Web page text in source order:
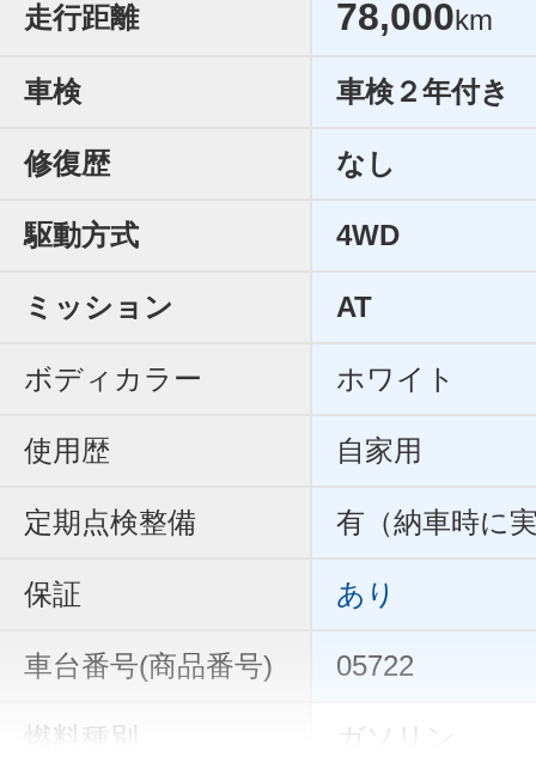
走行距離 78,000km
車検 車検２年付き
修復歴 なし
駆動方式 4WD
ミッション AT
ボディカラー ホワイト
使用歴 自家用
定期点検整備 有（納車時に
保証 あり
車台番号(商品番号) 05722
燃料種別 ガソリン